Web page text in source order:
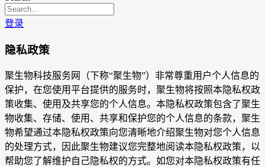
登录
隐私政策
聚生物科技服务网（下称“聚生物”）非常尊重用户个人信息的
保护，在您使用平台提供的服务时，聚生物将按照本隐私权政
策收集、使用及共享您的个人信息。本隐私权政策包含了聚生
物收集、存储、使用、共享和保护您的个人信息的条款，聚生
物希望通过本隐私权政策向您清晰地介绍聚生物对您个人信息
的处理方式，因此聚生物建议您完整地阅读本隐私权政策，以
帮助您了解维护自己隐私权的方式。如您对本隐私权政策有任